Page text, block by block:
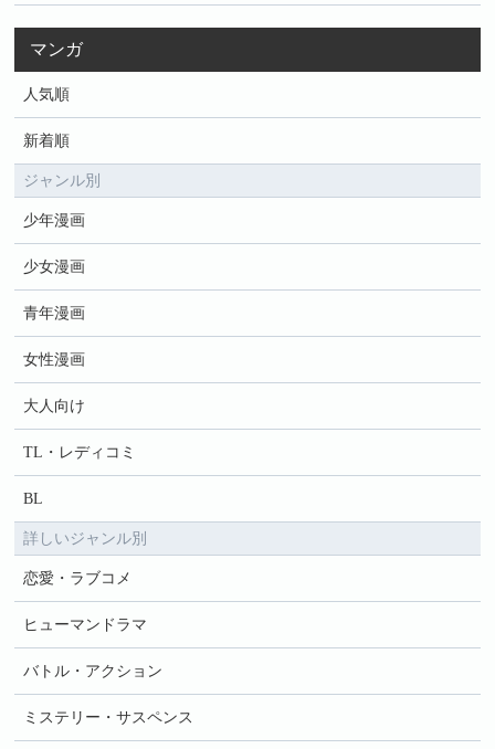
マンガ
人気順
新着順
ジャンル別
少年漫画
少女漫画
青年漫画
女性漫画
大人向け
TL・レディコミ
BL
詳しいジャンル別
恋愛・ラブコメ
ヒューマンドラマ
バトル・アクション
ミステリー・サスペンス